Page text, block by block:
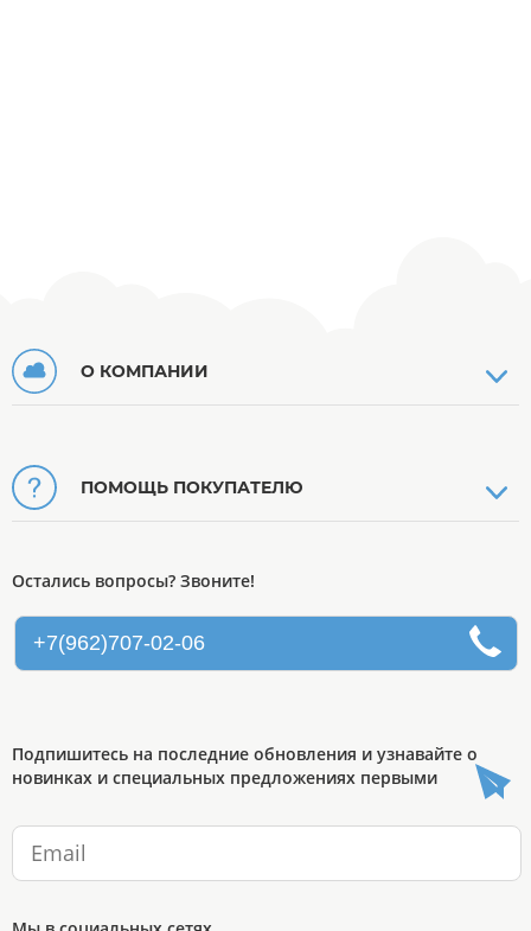
О КОМПАНИИ
ПОМОЩЬ ПОКУПАТЕЛЮ
Остались вопросы? Звоните!
+7(962)707-02-06
Подпишитесь на последние обновления и узнавайте о
новинках и специальных предложениях первыми